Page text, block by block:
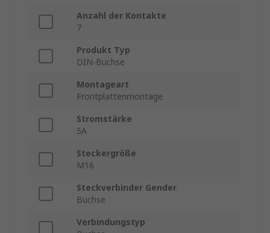
Anzahl der Kontakte
7
Produkt Typ
DIN-Buchse
Montageart
Frontplattenmontage
Stromstärke
5A
Steckergröße
M16
Steckverbinder Gender
Buchse
Verbindungstyp